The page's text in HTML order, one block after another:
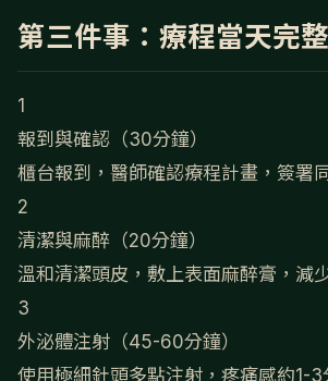
第三件事：療程當天完
1
報到與確認（30分鐘）
櫃台報到，醫師確認療程計畫，簽署
2
清潔與麻醉（20分鐘）
溫和清潔頭皮，敷上表面麻醉膏，減
3
外泌體注射（45-60分鐘）
使用極細針頭多點注射，疼痛感約1-3